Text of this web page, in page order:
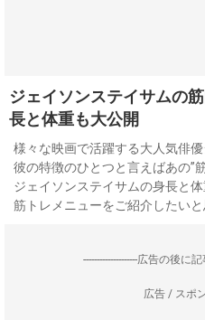
ジェイソンステイサムの
長と体重も大公開
様々な映画で活躍する大人気俳
彼の特徴のひとつと言えばあの”
ジェイソンステイサムの身長と
筋トレメニューをご紹介したいと
--------------------広告の後に
広告 / スポ